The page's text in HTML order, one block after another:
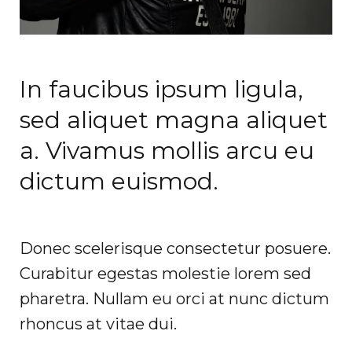
In faucibus ipsum ligula,
sed aliquet magna aliquet
a. Vivamus mollis arcu eu
dictum euismod.
Donec scelerisque consectetur posuere.
Curabitur egestas molestie lorem sed
pharetra. Nullam eu orci at nunc dictum
rhoncus at vitae dui.